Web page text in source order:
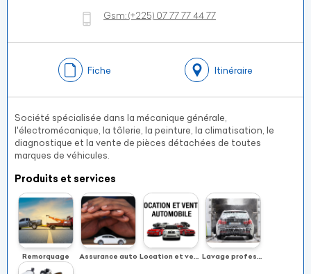
Gsm:(+225) 07 77 77 44 77
Fiche Itinéraire
Société spécialisée dans la mécanique générale,
l'électromécanique, la tôlerie, la peinture, la climatisation, le
diagnostique et la vente de pièces détachées de toutes
marques de véhicules.
Produits et services
Remorquage Assurance auto Location et vente d'automobiles Lavage professionnel